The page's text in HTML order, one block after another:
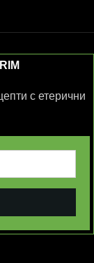
с етерични